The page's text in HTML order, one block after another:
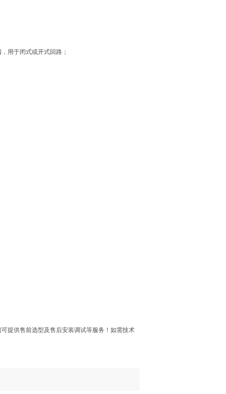
用于闭式或开式回路；
提供售前选型及售后安装调试等服务！如需技术